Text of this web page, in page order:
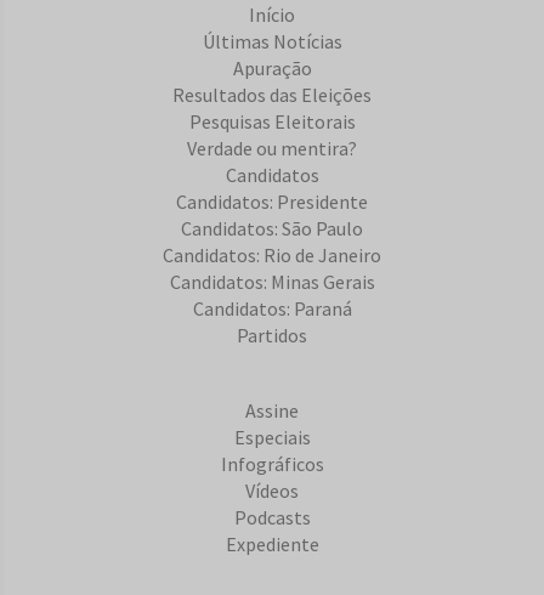
Início
Últimas Notícias
Apuração
Resultados das Eleições
Pesquisas Eleitorais
Verdade ou mentira?
Candidatos
Candidatos: Presidente
Candidatos: São Paulo
Candidatos: Rio de Janeiro
Candidatos: Minas Gerais
Candidatos: Paraná
Partidos
Assine
Especiais
Infográficos
Vídeos
Podcasts
Expediente